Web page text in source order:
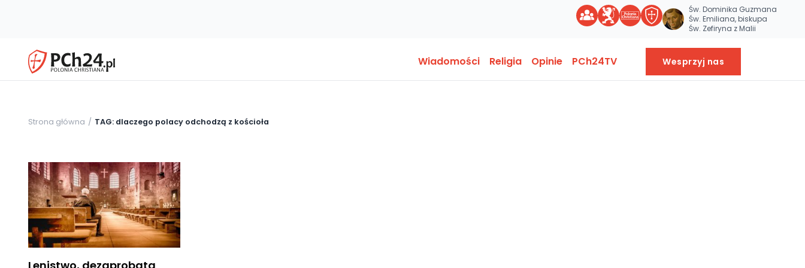
Św. Dominika Guzmana
Św. Emiliana, biskupa
Św. Zefiryna z Malii
Wiadomości Religia Opinie PCh24TV Wesprzyj nas
Strona główna TAG: dlaczego polacy odchodzą z kościoła